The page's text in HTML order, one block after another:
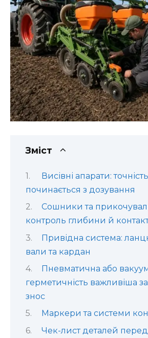
Зміст
Висівні апарати: точність
починається з дозування
Сошники та
контроль глибини й
Привідна система:
вали та кардан
Пневматична або
герметичність важливіша
знос
Маркери та системи
Чек-лист деталей